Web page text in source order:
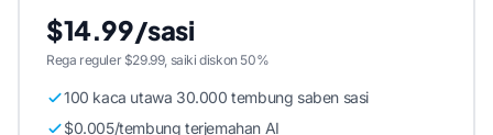
$14.99/sasi
Rega reguler $29.99, saiki diskon 50%
100 kaca utawa 30.000 tembung saben sasi
$0.005/tembung terjemahan AI